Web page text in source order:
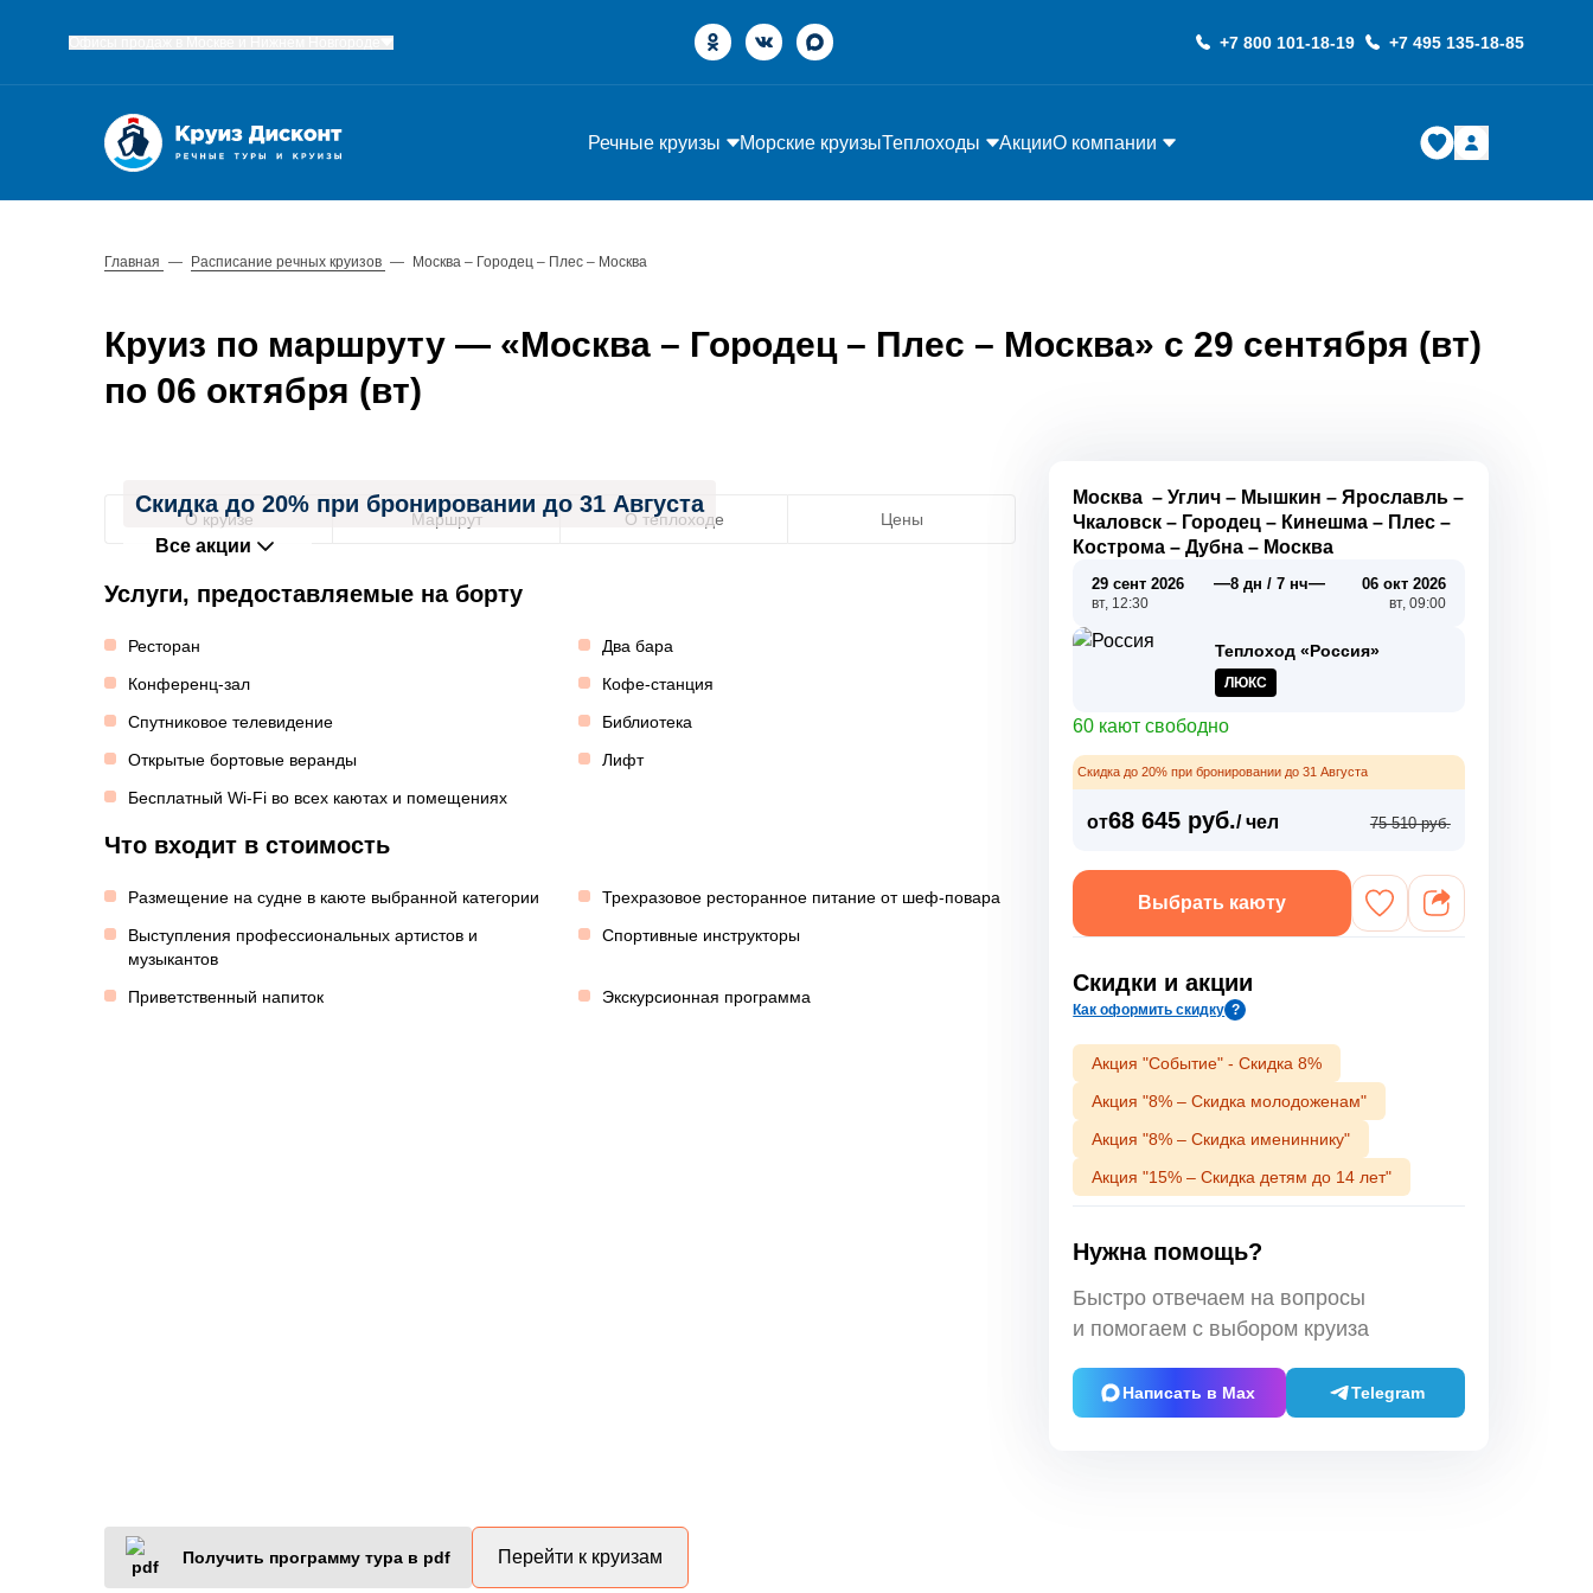
+7 800 101-18-19 +7 495 135-18-85
Речные круизы Морские круизыТеплоходы АкцииО компании
Главная — Расписание речных круизов — Москва – Городец – Плес – Москва
Круиз по маршруту — «Москва – Городец – Плес – Москва» с 29 сентября (вт)
по 06 октября (вт)
Скидка до 20% при бронировании до 31 Августа
Все акции
О круизе Маршрут О теплоходе Цены
Услуги, предоставляемые на борту
Ресторан
Два бара
Конференц-зал
Кофе-станция
Спутниковое телевидение
Библиотека
Открытые бортовые веранды
Лифт
Бесплатный Wi-Fi во всех каютах и помещениях
Что входит в стоимость
Размещение на судне в каюте выбранной категории
Трехразовое ресторанное питание от шеф-повара
Выступления профессиональных артистов и
музыкантов
Спортивные инструкторы
Приветственный напиток Экскурсионная программа
Москва –Углич – Мышкин –Ярославль –
Чкаловск – Городец – Кинешма – Плес –
Кострома –Дубна – Москва
29 сент 2026
вт, 12:30
—8 дн / 7 нч— 06 окт 2026
вт, 09:00
Теплоход «Россия»
ЛЮКС
60 кают свободно
Скидка до 20% при бронировании до 31 Августа
от68 645 руб./ чел 75 510 руб.
Выбрать каюту
Скидки и акции
Как оформить скидку ?
Акция "Событие" - Скидка 8%
Акция "8% – Скидка молодоженам"
Акция "8% – Скидка имениннику"
Акция "15% – Скидка детям до 14 лет"
Нужна помощь?
Быстро отвечаем на вопросы
и помогаем с выбором круиза
Написать в Max Telegram
Получить программу тура в pdf Перейти к круизам